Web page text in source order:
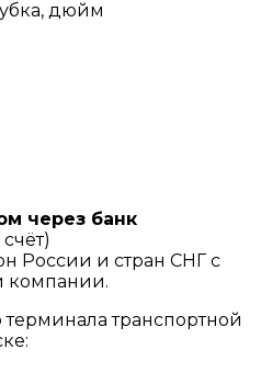
дюйм
через банк
России и стран СНГ с
компании.
терминала транспортной